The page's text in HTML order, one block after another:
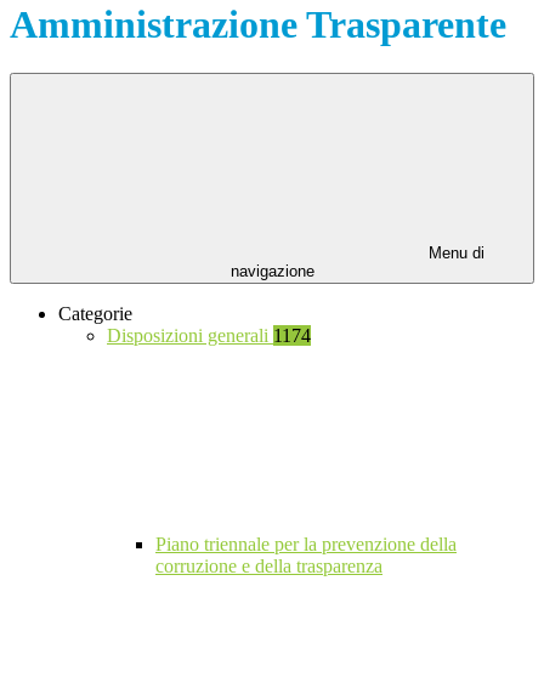
Amministrazione Trasparente
Menu di
navigazione
Categorie
Disposizioni generali 1174
Piano triennale per la prevenzione della
corruzione e della trasparenza